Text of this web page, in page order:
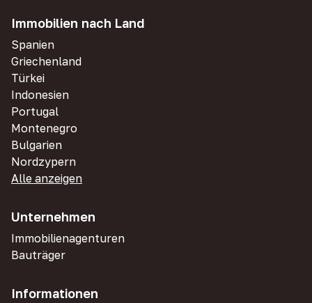
Immobilien nach Land
Spanien
Griechenland
Türkei
Indonesien
Portugal
Montenegro
Bulgarien
Nordzypern
Alle anzeigen
Unternehmen
Immobilienagenturen
Bauträger
Informationen